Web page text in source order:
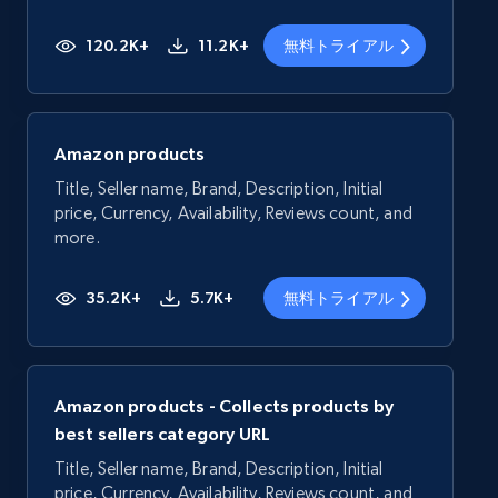
120.2K+ 11.2K+ 無料トライアル
Amazon products
Title, Seller name, Brand, Description, Initial
price, Currency, Availability, Reviews count, and
more.
35.2K+ 5.7K+ 無料トライアル
Amazon products - Collects products by
best sellers category URL
Title, Seller name, Brand, Description, Initial
price, Currency, Availability, Reviews count, and